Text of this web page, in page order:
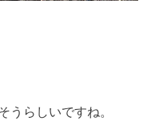
うらしいですね。